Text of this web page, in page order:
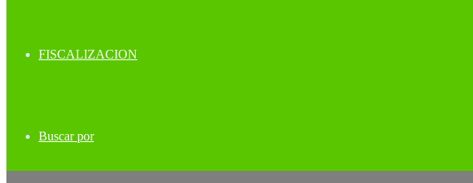
FISCALIZACION
Buscar por